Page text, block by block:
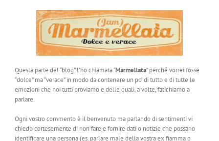
Questa parte del “blog” l’ho chiamata “Marmellata” perché vorrei fosse
“dolce” ma “verace” in modo da contenere un po’ di tutto e di tutte le
emozioni che noi tutti proviamo e delle quali, a volte, fatichiamo a
parlare.
Ogni vostro commento è il benvenuto ma parlando di sentimenti vi
chiedo cortesemente di non fare e fornire dati o notizie che possano
identificare una persona (es. parlare male della vostra ex fiamma o